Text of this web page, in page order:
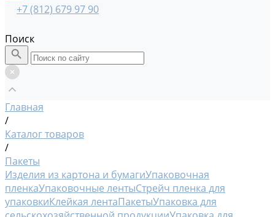
+7 (812) 679 97 90
Поиск
Главная
/
Каталог товаров
/
Пакеты
Изделия из картона и бумагиУпаковочная
пленкаУпаковочные лентыСтрейч пленка для
упаковкиКлейкая лентаПакетыУпаковка для